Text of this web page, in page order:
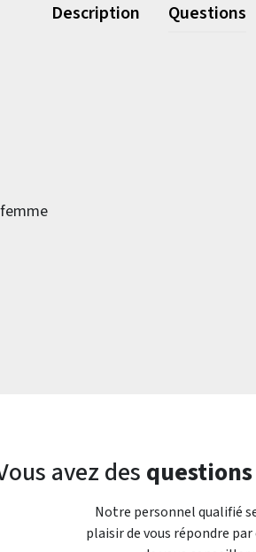
Description Questions
avez des
Notre personnel qualifié
plaisir de vous répondre